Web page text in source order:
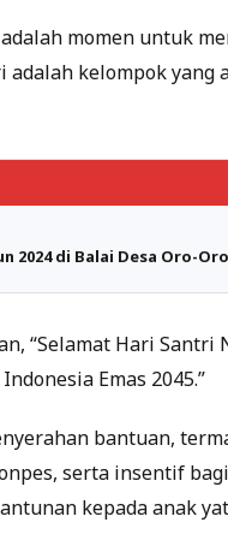
momen untuk
kelompok
2024 di Balai Desa Oro-
“Selamat Hari Santri
Emas 2045.”
bantuan,
serta insentif
kepada anak